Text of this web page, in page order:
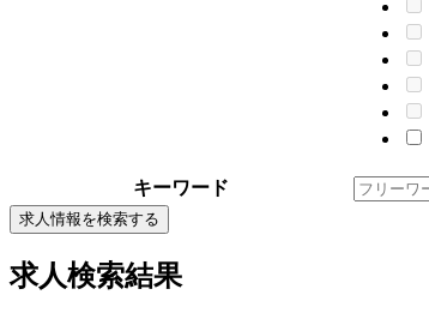
キーワード
求人情報を検索する
求人検索結果